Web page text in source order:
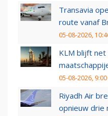
Transavia
route vanaf
05-08-2026,
KLM blijft net
05-08-2026, 9:00
Riyadh Air
opnieuw drie